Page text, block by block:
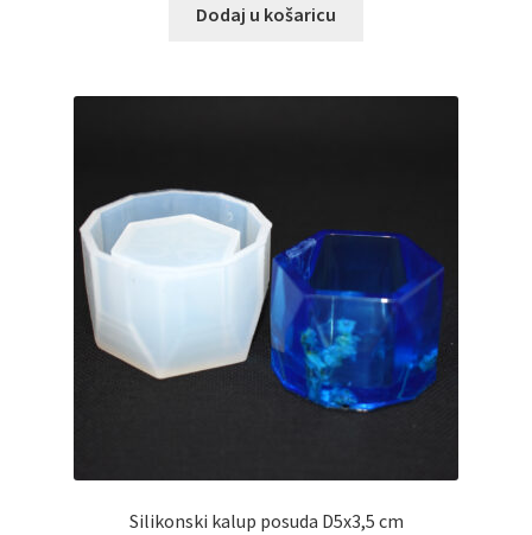
Dodaj u košaricu
Silikonski kalup posuda D5x3,5 cm